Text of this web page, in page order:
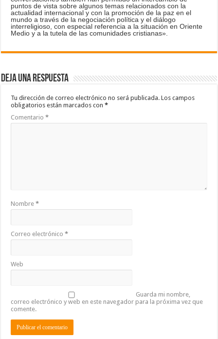
puntos de vista sobre algunos temas relacionados con la
actualidad internacional y con la promoción de la paz en el
mundo a través de la negociación política y el diálogo
interreligioso, con especial referencia a la situación en Oriente
Medio y a la tutela de las comunidades cristianas».
Deja una respuesta
Tu dirección de correo electrónico no será publicada. Los campos
obligatorios están marcados con*
Comentario*
Nombre*
Correo electrónico*
Web
Guarda mi nombre,
correo electrónico y web en este navegador para la próxima vez que
comente.